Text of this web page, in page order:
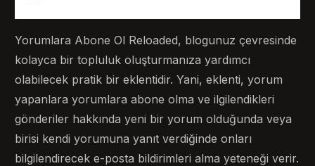
Yorumlara Abone Ol Reloaded, blogunuz çevresinde
kolayca bir topluluk oluşturmanıza yardımcı
olabilecek pratik bir eklentidir. Yani, eklenti, yorum
yapanlara yorumlara abone olma ve ilgilendikleri
gönderiler hakkında yeni bir yorum olduğunda veya
birisi kendi yorumuna yanıt verdiğinde onları
bilgilendirecek e-posta bildirimleri alma yeteneği verir.